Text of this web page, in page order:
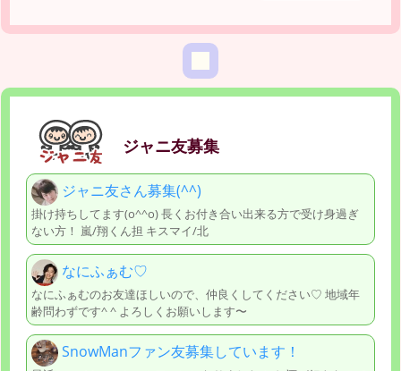
ジャニ友募集
ジャニ友さん募集(^^)
掛け持ちしてます(o^^o) 長くお付き合い出来る方で受け身過ぎ
ない方！ 嵐/翔くん担 キスマイ/北
なにふぁむ♡
なにふぁむのお友達ほしいので、仲良くしてください♡ 地域年
齢問わずです^ ^ よろしくお願いします〜
SnowManファン友募集しています！